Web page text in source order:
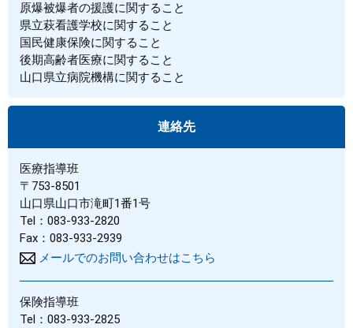
原爆被爆者の援護に関すること
県立萩看護学校に関すること
国民健康保険に関すること
後期高齢者医療に関すること
山口県立病院機構に関すること
連絡先
医療指導班
〒753-8501
山口県山口市滝町1番1号
Tel：083-933-2820
Fax：083-933-2939
メールでのお問い合わせはこちら
保険指導班
Tel：083-933-2825